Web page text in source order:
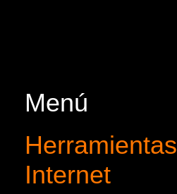
Menú
Herramientas
Internet